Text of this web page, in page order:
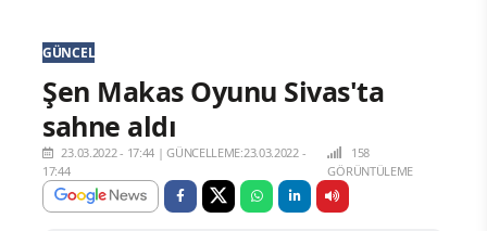
GÜNCEL
Şen Makas Oyunu Sivas'ta
sahne aldı
23.03.2022 - 17:44 |GÜNCELLEME:23.03.2022 -
17:44
158
GÖRÜNTÜLEME